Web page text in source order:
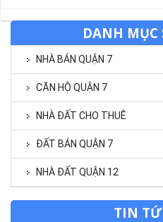
DANH MỤC
NHÀ BÁN QUẬN 7
CĂN HỘ QUẬN 7
NHÀ ĐẤT CHO THUÊ
ĐẤT BÁN QUẬN 7
NHÀ ĐẤT QUẬN 12
TIN